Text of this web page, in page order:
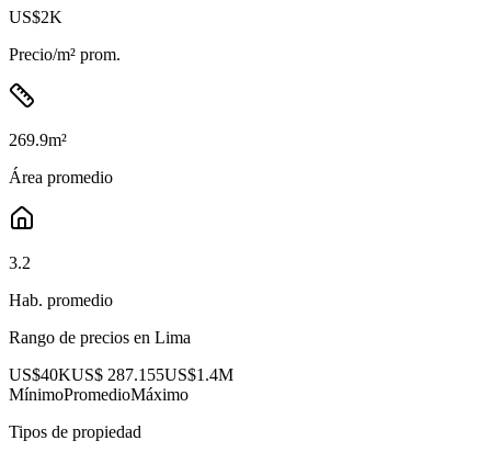
US$2K
Precio/m² prom.
269.9m²
Área promedio
3.2
Hab. promedio
Rango de precios en Lima
US$40KUS$ 287.155US$1.4M
MínimoPromedioMáximo
Tipos de propiedad